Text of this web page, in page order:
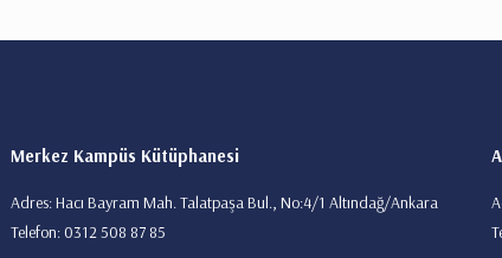
Merkez Kampüs Kütüphanesi
Adres: Hacı Bayram Mah. Talatpaşa Bul., No:4/1 Altındağ/Ankara
Telefon: 0312 508 87 85